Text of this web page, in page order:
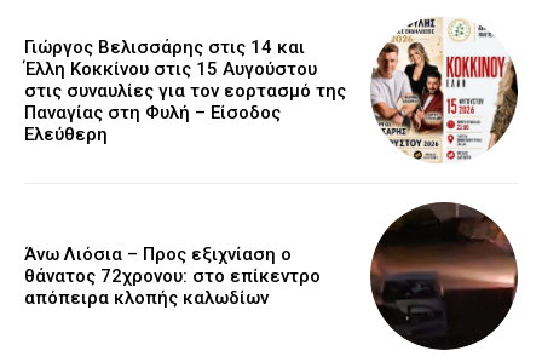
Γιώργος Βελισσάρης στις 14 και
Έλλη Κοκκίνου στις 15 Αυγούστου
στις συναυλίες για τον εορτασμό της
Παναγίας στη Φυλή – Είσοδος
Ελεύθερη
Άνω Λιόσια – Προς εξιχνίαση ο
θάνατος 72χρονου: στο επίκεντρο
απόπειρα κλοπής καλωδίων